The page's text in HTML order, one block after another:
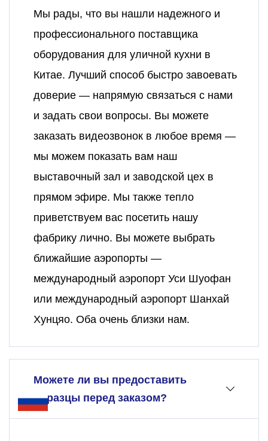
Мы рады, что вы нашли надежного и
профессионального поставщика
оборудования для уличной кухни в
Китае. Лучший способ быстро завоевать
доверие — напрямую связаться с нами
и задать свои вопросы. Вы можете
заказать видеозвонок в любое время —
мы можем показать вам наш
выставочный зал и заводской цех в
прямом эфире. Мы также тепло
приветствуем вас посетить нашу
фабрику лично. Вы можете выбрать
ближайшие аэропорты —
международный аэропорт Уси Шуофан
или международный аэропорт Шанхай
Хунцяо. Оба очень близки нам.
Можете ли вы предоставить
образцы перед заказом?